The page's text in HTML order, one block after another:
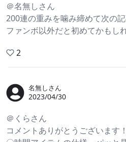
＠名無しさん
200連の重みを噛み締めて次の
ファンボ以外だと初めてかもし
2
名無しさん
2023/04/30
＠くらさん
コメントありがとうございます！